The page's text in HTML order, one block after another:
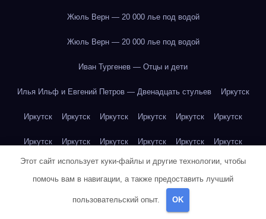
Жюль Верн — 20 000 лье под водой
Жюль Верн — 20 000 лье под водой
Иван Тургенев — Отцы и дети
Илья Ильф и Евгений Петров — Двенадцать стульев Иркутск
Иркутск Иркутск Иркутск Иркутск Иркутск Иркутск
Иркутск Иркутск Иркутск Иркутск Иркутск Иркутск
Иркутск Иркутск Иркутск Иркутск Иркутск Иркутск
Иркутск Йогурт
Этот сайт использует куки-файлы и другие технологии, чтобы
помочь вам в навигации, а также предоставить лучший
пользовательский опыт. OK